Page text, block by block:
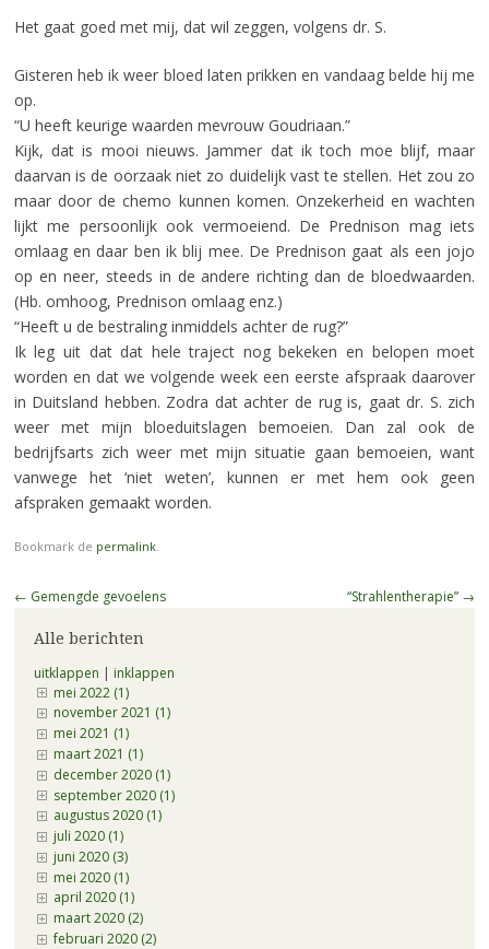
Het gaat goed met mij, dat wil zeggen, volgens dr. S.
Gisteren heb ik weer bloed laten prikken en vandaag belde hij me
op.
“U heeft keurige waarden mevrouw Goudriaan.”
Kijk, dat is mooi nieuws. Jammer dat ik toch moe blijf, maar
daarvan is de oorzaak niet zo duidelijk vast te stellen. Het zou zo
maar door de chemo kunnen komen. Onzekerheid en wachten
lijkt me persoonlijk ook vermoeiend. De Prednison mag iets
omlaag en daar ben ik blij mee. De Prednison gaat als een jojo
op en neer, steeds in de andere richting dan de bloedwaarden.
(Hb. omhoog, Prednison omlaag enz.)
“Heeft u de bestraling inmiddels achter de rug?”
Ik leg uit dat dat hele traject nog bekeken en belopen moet
worden en dat we volgende week een eerste afspraak daarover
in Duitsland hebben. Zodra dat achter de rug is, gaat dr. S. zich
weer met mijn bloeduitslagen bemoeien. Dan zal ook de
bedrijfsarts zich weer met mijn situatie gaan bemoeien, want
vanwege het ‘niet weten’, kunnen er met hem ook geen
afspraken gemaakt worden.
Bookmark de permalink.
Berichtnavigatie
← Gemengde gevoelens “Strahlentherapie” →
Alle berichten
uitklappen | inklappen
mei 2022 (1)
november 2021 (1)
mei 2021 (1)
maart 2021 (1)
december 2020 (1)
september 2020 (1)
augustus 2020 (1)
juli 2020 (1)
juni 2020 (3)
mei 2020 (1)
april 2020 (1)
maart 2020 (2)
februari 2020 (2)